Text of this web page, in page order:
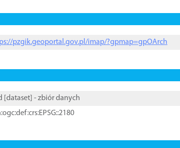
pzgik.geoportal.gov.pl/imap/?gpmap=gpOArch
dataset ] - zbiór danych